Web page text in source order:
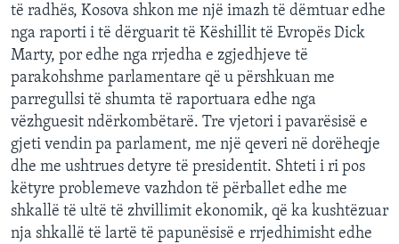
të radhës, Kosova shkon me një imazh të dëmtuar edhe
nga raporti i të dërguarit të Këshillit të Evropës Dick
Marty, por edhe nga rrjedha e zgjedhjeve të
parakohshme parlamentare që u përshkuan me
parregullsi të shumta të raportuara edhe nga
vëzhguesit ndërkombëtarë. Tre vjetori i pavarësisë e
gjeti vendin pa parlament, me një qeveri në dorëheqje
dhe me ushtrues detyre të presidentit. Shteti i ri pos
këtyre problemeve vazhdon të përballet edhe me
shkallë të ultë të zhvillimit ekonomik, që ka kushtëzuar
nja shkallë të lartë të papunësisë e rrjedhimisht edhe